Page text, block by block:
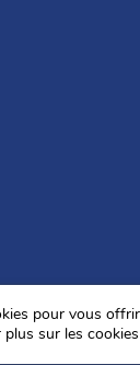
pour vous
sur les